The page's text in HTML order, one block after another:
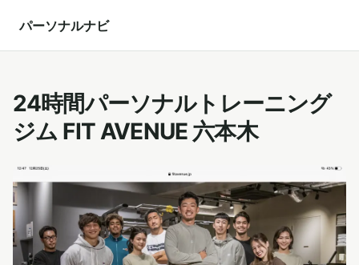
パーソナルナビ
24時間パーソナルトレーニング
ジム FIT AVENUE 六本木